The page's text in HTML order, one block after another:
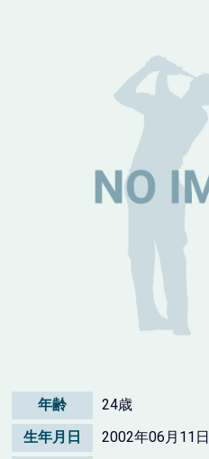
年齢
24歳
生年月日
2002年06月11日